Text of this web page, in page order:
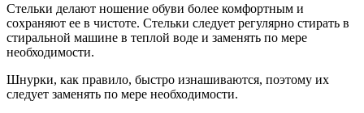
Стельки делают ношение обуви более комфортным и
сохраняют ее в чистоте. Стельки следует регулярно стирать в
стиральной машине в теплой воде и заменять по мере
необходимости.
Шнурки, как правило, быстро изнашиваются, поэтому их
следует заменять по мере необходимости.